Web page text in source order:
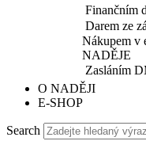
Finančním
Darem ze
Nákupem v
NADĚJE
Zasláním
O NADĚJI
E-SHOP
Search